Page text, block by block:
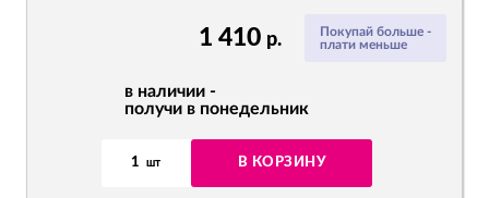
Покупай больше -
плати меньше
1 410 р.
в наличии -
получи в понедельник
1 шт В КОРЗИНУ